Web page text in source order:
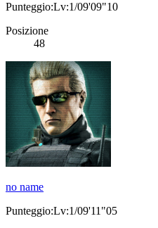
Punteggio:Lv:1/09'09"10
Posizione
48
no name
Punteggio:Lv:1/09'11"05